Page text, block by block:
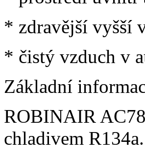
* zdravější vyšší
* čistý vzduch v
Základní
ROBINAIR
chladivem R134a.